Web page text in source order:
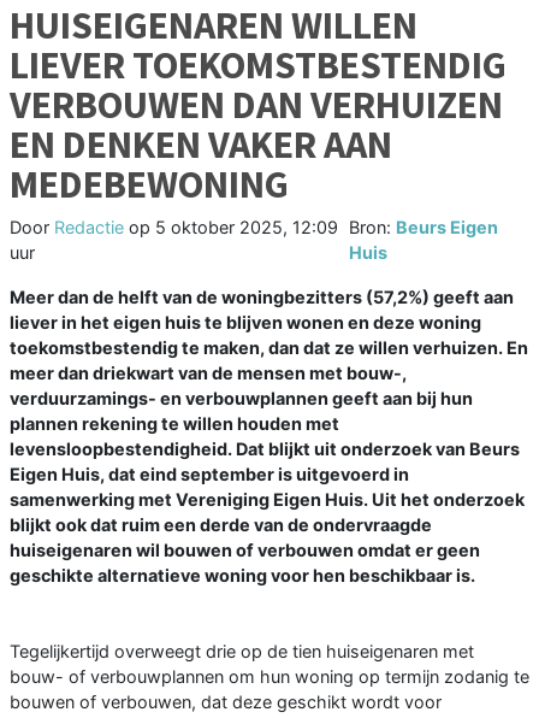
HUISEIGENAREN WILLEN
LIEVER TOEKOMSTBESTENDIG
VERBOUWEN DAN VERHUIZEN
EN DENKEN VAKER AAN
MEDEBEWONING
Door Redactie op 5 oktober 2025, 12:09
uur
Bron: Beurs Eigen
Huis
Meer dan de helft van de woningbezitters (57,2%) geeft aan
liever in het eigen huis te blijven wonen en deze woning
toekomstbestendig te maken, dan dat ze willen verhuizen. En
meer dan driekwart van de mensen met bouw-,
verduurzamings- en verbouwplannen geeft aan bij hun
plannen rekening te willen houden met
levensloopbestendigheid. Dat blijkt uit onderzoek van Beurs
Eigen Huis, dat eind september is uitgevoerd in
samenwerking met Vereniging Eigen Huis. Uit het onderzoek
blijkt ook dat ruim een derde van de ondervraagde
huiseigenaren wil bouwen of verbouwen omdat er geen
geschikte alternatieve woning voor hen beschikbaar is.
Tegelijkertijd overweegt drie op de tien huiseigenaren met
bouw- of verbouwplannen om hun woning op termijn zodanig te
bouwen of verbouwen, dat deze geschikt wordt voor